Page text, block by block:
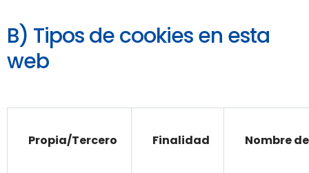
B) Tipos de cookies en esta
web
Propia/Tercero Finalidad Nombre